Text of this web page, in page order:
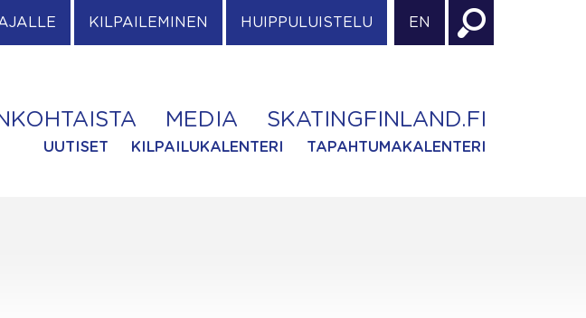
KILPAILEMINEN HUIPPULUISTELU EN
MEDIA SKATINGFINLAND.FI
UUTISET KILPAILUKALENTERI TAPAHTUMAKALENTERI